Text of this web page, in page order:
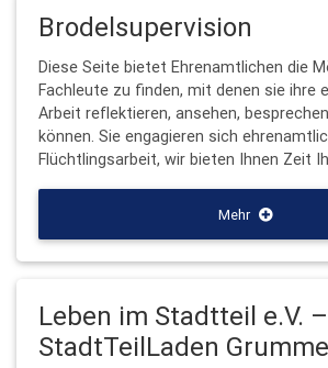
Brodelsupervision
Diese Seite bietet Ehrenamtlichen die
Fachleute zu finden, mit denen sie ihre
Arbeit reflektieren, ansehen,
können. Sie engagieren sich
Flüchtlingsarbeit, wir bieten Ihnen Zeit Ih
Mehr
Leben im Stadtteil e.V. –
StadtTeilLaden Grumme